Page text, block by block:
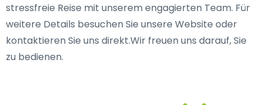
stressfreie Reise mit unserem engagierten Team. Für
weitere Details besuchen Sie unsere Website oder
kontaktieren Sie uns direkt.Wir freuen uns darauf, Sie
zu bedienen.